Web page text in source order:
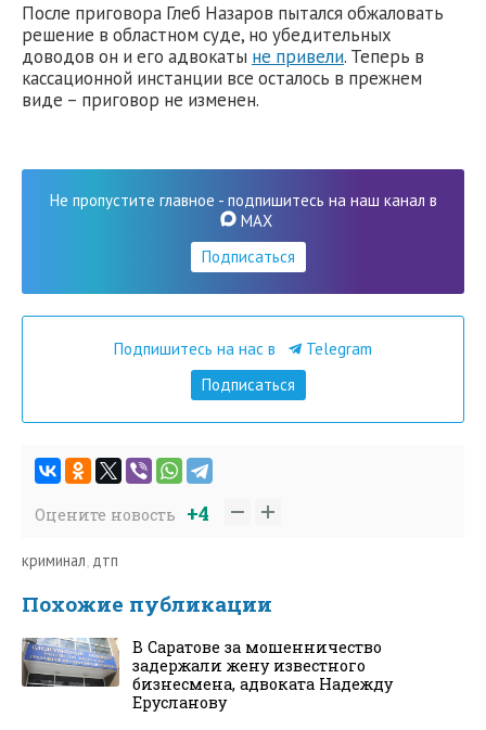
После приговора Глеб Назаров пытался обжаловать
решение в областном суде, но убедительных
доводов он и его адвокаты не привели. Теперь в
кассационной инстанции все осталось в прежнем
виде – приговор не изменен.
Не пропустите главное - подпишитесь на наш канал в
MAX
Подписаться
Подпишитесь на нас в
Telegram
Подписаться
Оцените новость +4
криминал, дтп
Похожие публикации
В Саратове за мошенничество
задержали жену известного
бизнесмена, адвоката Надежду
Ерусланову